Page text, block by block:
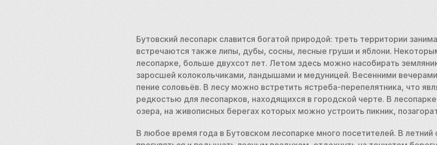
Бутовский лесопарк славится богатой природой: треть территории
встречаются также липы, дубы, сосны, лесные груши и яблони.
лесопарке, больше двухсот лет. Летом здесь можно насобирать
заросшей колокольчиками, ландышами и медуницей. Весенними
пение соловьёв. В лесу можно встретить ястреба-перепелятника, что
редкостью для лесопарков, находящихся в городской черте. В
озера, на живописных берегах которых можно устроить пикник,
В любое время года в Бутовском лесопарке много посетителей. В